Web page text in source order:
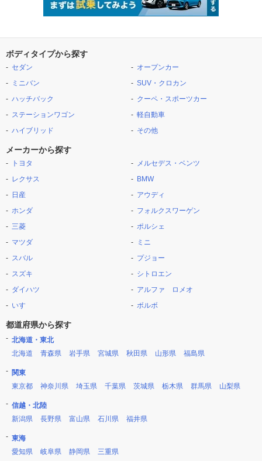
ボディタイプから探す
セダン
ミニバン
ハッチバック
ステーションワゴン
ハイブリッド
オープンカー
SUV・クロカン
クーペ・スポーツカー
軽自動車
その他
メーカーから探す
トヨタ
レクサス
日産
ホンダ
三菱
マツダ
スバル
スズキ
ダイハツ
いすゞ
メルセデス・ベンツ
BMW
アウディ
フォルクスワーゲン
ポルシェ
ミニ
プジョー
シトロエン
アルファ ロメオ
ボルボ
都道府県から探す
北海道・東北
北海道
青森県 岩手県 宮城県 秋田県 山形県 福島県
関東
東京都
神奈川県 埼玉県 千葉県 茨城県 栃木県 群馬県 山梨県
信越・北陸
新潟県
長野県 富山県 石川県 福井県
東海
愛知県
岐阜県 静岡県 三重県